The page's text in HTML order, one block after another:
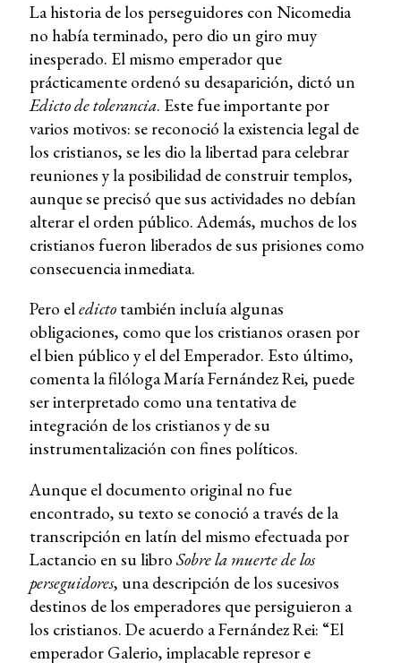
La historia de los perseguidores con Nicomedia
no había terminado, pero dio un giro muy
inesperado. El mismo emperador que
prácticamente ordenó su desaparición, dictó un
Edicto de tolerancia. Este fue importante por
varios motivos: se reconoció la existencia legal de
los cristianos, se les dio la libertad para celebrar
reuniones y la posibilidad de construir templos,
aunque se precisó que sus actividades no debían
alterar el orden público. Además, muchos de los
cristianos fueron liberados de sus prisiones como
consecuencia inmediata.
Pero eledictotambién incluía algunas
obligaciones, como que los cristianos orasen por
el bien público y el del Emperador. Esto último,
comenta la filóloga María Fernández Rei, puede
ser interpretado como una tentativa de
integración de los cristianos y de su
instrumentalización con fines políticos.
Aunque el documento original no fue
encontrado, su texto se conoció a través de la
transcripción en latín del mismo efectuada por
Lactancio en su libroSobre la muerte de los
perseguidores, una descripción de los sucesivos
destinos de los emperadores que persiguieron a
los cristianos. De acuerdo a Fernández Rei: “El
emperador Galerio, implacable represor e